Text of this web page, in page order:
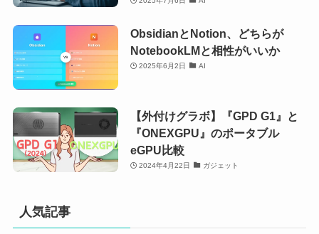
ObsidianとNotion、どちらが
NotebookLMと相性がいいか
2025年6月2日 AI
【外付けグラボ】『GPD G1』と
『ONEXGPU』のポータブル
eGPU比較
2024年4月22日 ガジェット
人気記事